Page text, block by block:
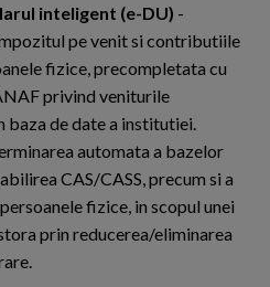
inteligent (e-DU) -
pe venit si contributiile
fizice, precompletata cu
privind veniturile
de date a institutiei.
automata a bazelor
CAS/CASS, precum si a
fizice, in scopul unei
prin reducerea/eliminarea